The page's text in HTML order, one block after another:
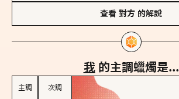
查看 對方 的解說
我 的主調蠟燭是...
主調 次調